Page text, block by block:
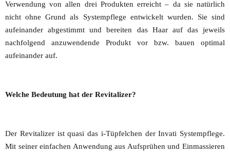
Verwendung von allen drei Produkten erreicht – da sie natürlich
nicht ohne Grund als Systempflege entwickelt wurden. Sie sind
aufeinander abgestimmt und bereiten das Haar auf das jeweils
nachfolgend anzuwendende Produkt vor bzw. bauen optimal
aufeinander auf.
Welche Bedeutung hat der Revitalizer?
Der Revitalizer ist quasi das i-Tüpfelchen der Invati Systempflege.
Mit seiner einfachen Anwendung aus Aufsprühen und Einmassieren